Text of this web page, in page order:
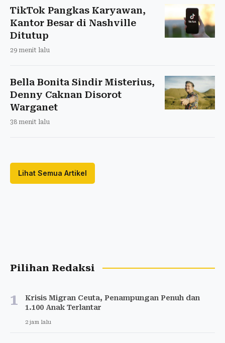
TikTok Pangkas Karyawan,
Kantor Besar di Nashville
Ditutup
29 menit lalu
Bella Bonita Sindir Misterius,
Denny Caknan Disorot
Warganet
38 menit lalu
Lihat Semua Artikel
Pilihan Redaksi
1
Krisis Migran Ceuta, Penampungan Penuh dan
1.100 Anak Terlantar
2 jam lalu